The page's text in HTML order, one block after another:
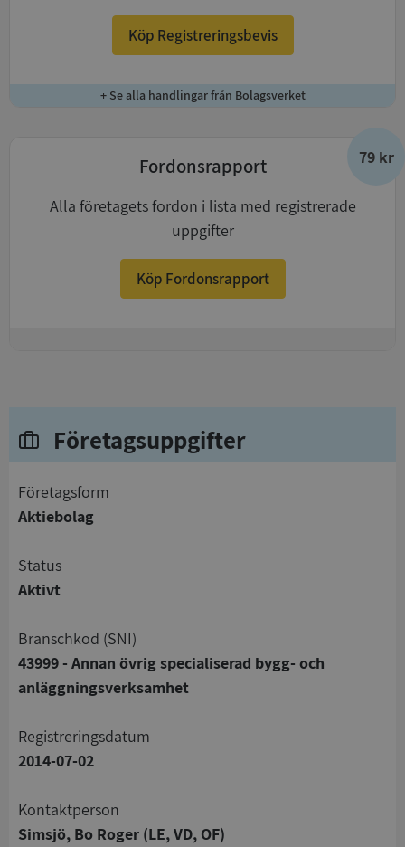
Köp Registreringsbevis
+ Se alla handlingar från Bolagsverket
79 kr
Fordonsrapport
Alla företagets fordon i lista med registrerade
uppgifter
Köp Fordonsrapport
Företagsuppgifter
företagsform
Aktiebolag
status
Aktivt
branschkod (SNI)
43999 - Annan övrig specialiserad bygg- och
anläggningsverksamhet
registreringsdatum
2014-07-02
Kontaktperson
Simsjö, Bo Roger (LE, VD, OF)